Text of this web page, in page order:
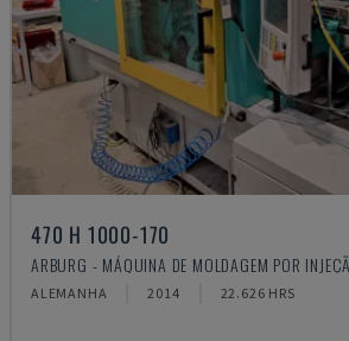
470 H 1000-170
ARBURG - MÁQUINA DE MOLDAGEM POR
ALEMANHA 2014 22.626 HRS